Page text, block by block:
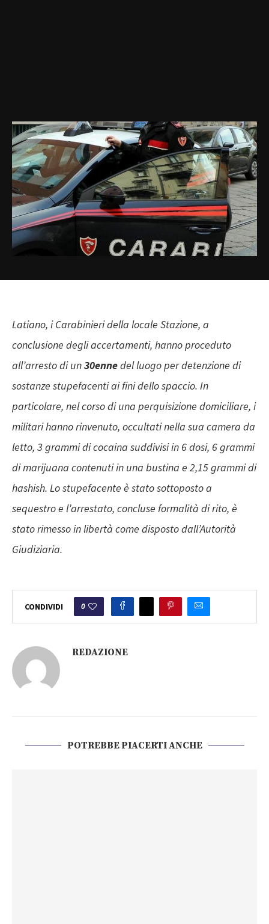
Latiano, i Carabinieri della locale Stazione, a
conclusione degli accertamenti, hanno proceduto
all’arresto di un30ennedel luogo per detenzione di
sostanze stupefacenti ai fini dello spaccio. In
particolare, nel corso di una perquisizione domiciliare, i
militari hanno rinvenuto, occultati nella sua camera da
letto, 3 grammi di cocaina suddivisi in 6 dosi, 6 grammi
di marijuana contenuti in una bustina e 2,15 grammi di
hashish. Lo stupefacente è stato sottoposto a
sequestro e l’arrestato, concluse formalità di rito, è
stato rimesso in libertà come disposto dall’Autorità
Giudiziaria.
CONDIVIDI 0
REDAZIONE
POTREBBE PIACERTI ANCHE